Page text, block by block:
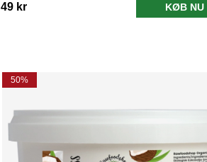
49 kr KØB NU
50%